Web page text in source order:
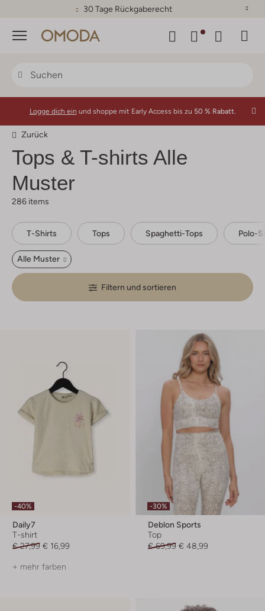
30 Tage Rückgaberecht
Menü
Logge dich ein und shoppe mit Early Access bis zu 50 % Rabatt.
Zurück
Tops & T-shirts Alle
Muster
286 items
T-Shirts Tops Spaghetti-Tops Polo-
Alle Muster
Filtern und sortieren
-40%
Daily7
T-shirt
€ 27,99 € 16,99
+ mehr farben
-30%
Deblon Sports
Top
€ 69,99 € 48,99